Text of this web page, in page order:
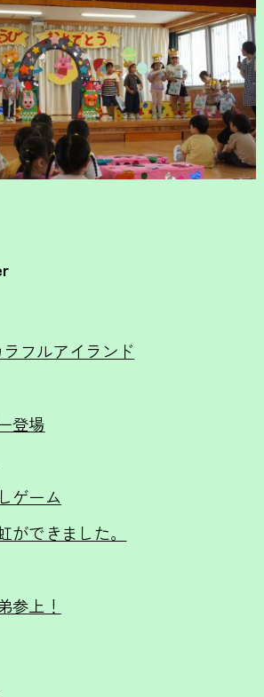
フルアイランド
登場
ゲーム
ができました。
参上！